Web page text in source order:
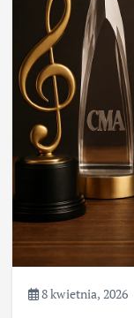
8 kwietnia, 2026